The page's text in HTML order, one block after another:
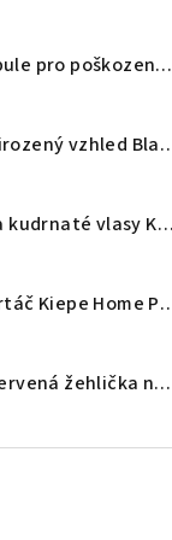
Regenerační ampule pro poškozené vlasy Black Professional Premium Perlé Ampoules – 10×12 ml
Fixující lak pro přirozený vzhled Black
Fénový difuzér na kudrnaté vlasy Kiepe Home Precision Curldiffuser Pro 800 W
Foukací kulmokartáč
Keramická infračervená žehlička na vlasy Kiepe Home Precision Infraredsilk Styler 100×49 mm